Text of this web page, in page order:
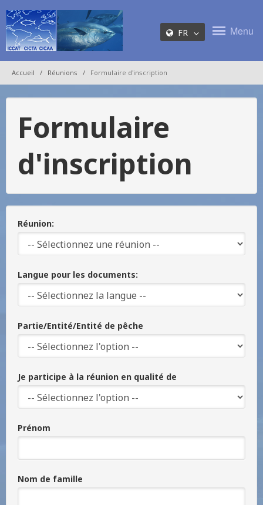
FR Menu
Accueil Réunions Formulaire d'inscription
Formulaire
d'inscription
Réunion:
Langue pour les documents:
Partie/Entité/Entité de pêche
Je participe à la réunion en qualité de
Prénom
Nom de famille